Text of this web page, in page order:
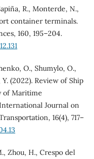
R., Monterde, N.,
container terminals.
160, 195–204.
O., Shumylo, O.,
(2022). Review of Ship
of Maritime
Journal on
16(4), 717–
Zhou, H., Crespo del